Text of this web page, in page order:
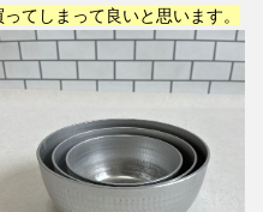
てしまって良いと思います。